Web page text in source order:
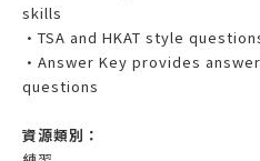
skills
•TSA and HKAT style
•Answer Key provides
questions
資源類別：